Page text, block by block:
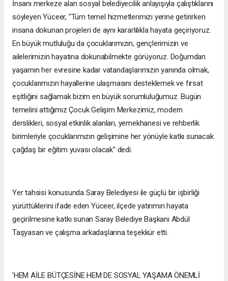
İnsanı merkeze alan sosyal belediyecilik anlayışıyla çalıştıklarını
söyleyen Yüceer, "Tüm temel hizmetlerimizi yerine getirirken
insana dokunan projeleri de aynı kararlılıkla hayata geçiriyoruz.
En büyük mutluluğu da çocuklarımızın, gençlerimizin ve
ailelerimizin hayatına dokunabilmekte görüyoruz. Doğumdan
yaşamın her evresine kadar vatandaşlarımızın yanında olmak,
çocuklarımızın hayallerine ulaşmasını desteklemek ve fırsat
eşitliğini sağlamak bizim en büyük sorumluluğumuz. Bugün
temelini attığımız Çocuk Gelişim Merkezimiz, modern
derslikleri, sosyal etkinlik alanları, yemekhanesi ve rehberlik
birimleriyle çocuklarımızın gelişimine her yönüyle katkı sunacak
çağdaş bir eğitim yuvası olacak" dedi.
Yer tahsisi konusunda Saray Belediyesi ile güçlü bir işbirliği
yürüttüklerini ifade eden Yüceer, ilçede yatırımın hayata
geçirilmesine katkı sunan Saray Belediye Başkanı Abdül
Taşyasan ve çalışma arkadaşlarına teşekkür etti.
'HEM AİLE BÜTÇESİNE HEM DE SOSYAL YAŞAMA ÖNEMLİ